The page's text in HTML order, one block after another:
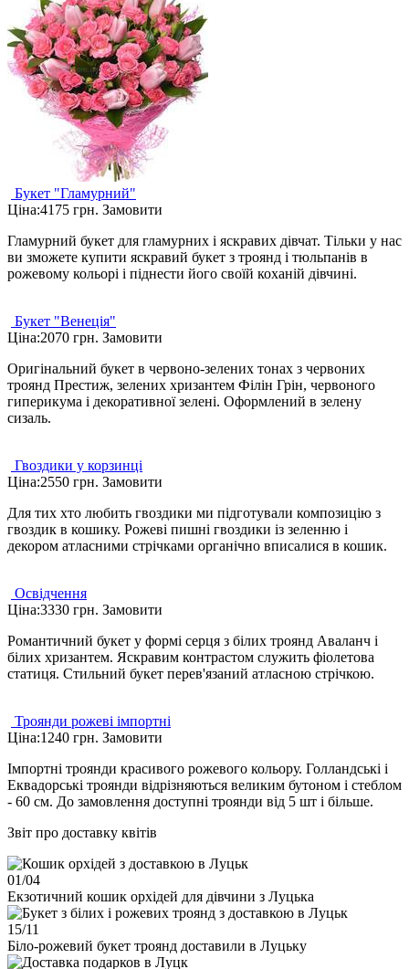
Букет "Гламурний"
Ціна:4175 грн. Замовити
Гламурний букет для гламурних і яскравих дівчат. Тільки у нас
ви зможете купити яскравий букет з троянд і тюльпанів в
рожевому кольорі і піднести його своїй коханій дівчині.
Букет "Венеція"
Ціна:2070 грн. Замовити
Оригінальний букет в червоно-зелених тонах з червоних
троянд Престиж, зелених хризантем Філін Грін, червоного
гиперикума і декоративної зелені. Оформлений в зелену
сизаль.
Гвоздики у корзинці
Ціна:2550 грн. Замовити
Для тих хто любить гвоздики ми підготували композицію з
гвоздик в кошику. Рожеві пишні гвоздики із зеленню і
декором атласними стрічками органічно вписалися в кошик.
Освідчення
Ціна:3330 грн. Замовити
Романтичний букет у формі серця з білих троянд Аваланч і
білих хризантем. Яскравим контрастом служить фіолетова
статиця. Стильний букет перев'язаний атласною стрічкою.
Троянди рожеві імпортні
Ціна:1240 грн. Замовити
Імпортні троянди красивого рожевого кольору. Голландські і
Еквадорські троянди відрізняються великим бутоном і стеблом
- 60 см. До замовлення доступні троянди від 5 шт і більше.
Звіт про доставку квітів
01/04
Екзотичний кошик орхідей для дівчини з Луцька
15/11
Біло-рожевий букет троянд доставили в Луцьку